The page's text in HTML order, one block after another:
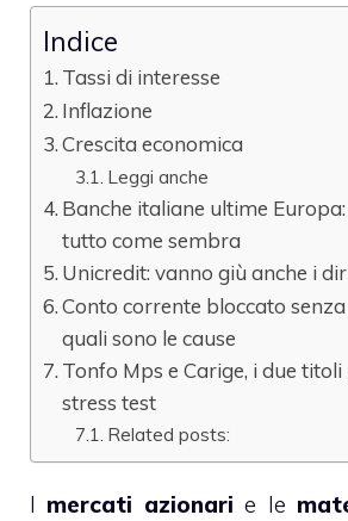
Indice
Tassi di interesse
Inflazione
Crescita economica
Leggi anche
Banche italiane ultime
tutto come sembra
Unicredit: vanno giù anche i
Conto corrente bloccato
quali sono le cause
Tonfo Mps e Carige, i due
stress test
Related posts:
I mercati azionari e le